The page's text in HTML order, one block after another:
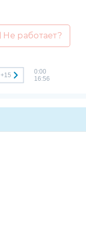
Не работает?
+15
0:00
16:56